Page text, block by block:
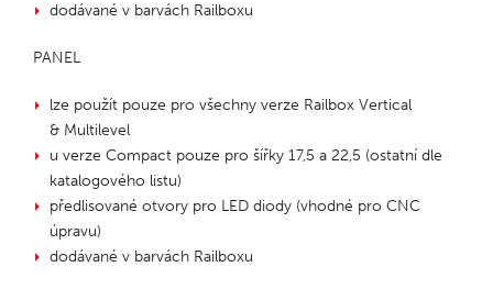
dodávané v barvách Railboxu
PANEL
lze použít pouze pro všechny verze Railbox Vertical
& Multilevel
u verze Compact pouze pro šířky 17,5 a 22,5 (ostatní dle
katalogového listu)
předlisované otvory pro LED diody (vhodné pro CNC
úpravu)
dodávané v barvách Railboxu